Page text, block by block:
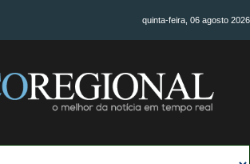
quinta-feira, 06 agosto 2026